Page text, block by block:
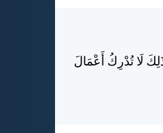
لَا تُدْرِكُ أَعْمَالَ